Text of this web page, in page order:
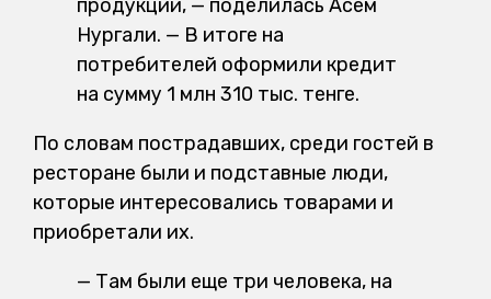
продукции, — поделилась Асем
Нургали. — В итоге на
потребителей оформили кредит
на сумму 1 млн 310 тыс. тенге.
По словам пострадавших, среди гостей в
ресторане были и подставные люди,
которые интересовались товарами и
приобретали их.
— Там были еще три человека, на